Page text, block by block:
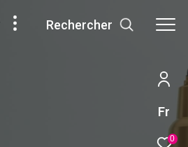
Fr
0
rechercher